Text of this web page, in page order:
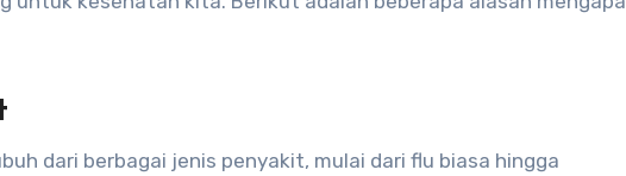
dari berbagai jenis penyakit, mulai dari flu biasa hingga